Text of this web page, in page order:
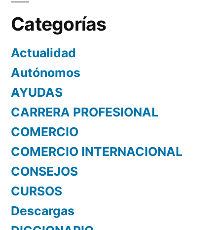
Categorías
Actualidad
Autónomos
AYUDAS
CARRERA PROFESIONAL
COMERCIO
COMERCIO INTERNACIONAL
CONSEJOS
CURSOS
Descargas